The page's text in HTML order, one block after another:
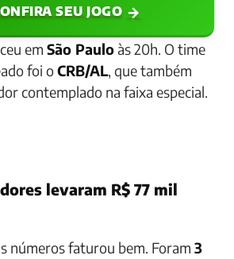
SEU JOGO →
em São Pauloàs 20h. O time
foi oCRB/AL, que também
contemplado na faixa especial.
levaram R$ 77 mil
números faturou bem. Foram 3